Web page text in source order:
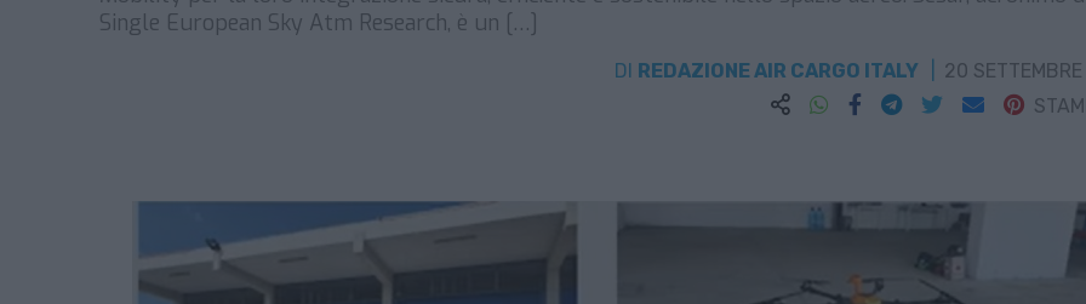
Single European Sky Atm Research, è un […]
DI REDAZIONE AIR CARGO ITALY
20